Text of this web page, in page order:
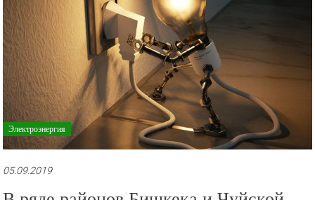
Электроэнергия
05.09.2019